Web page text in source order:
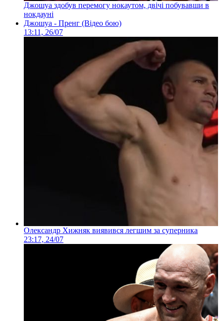
Джошуа здобув перемогу нокаутом, двічі побувавши в
нокдауні
Джошуа - Пренг (Відео бою)
13:11, 26/07
Олександр Хижняк виявився легшим за суперника
23:17, 24/07